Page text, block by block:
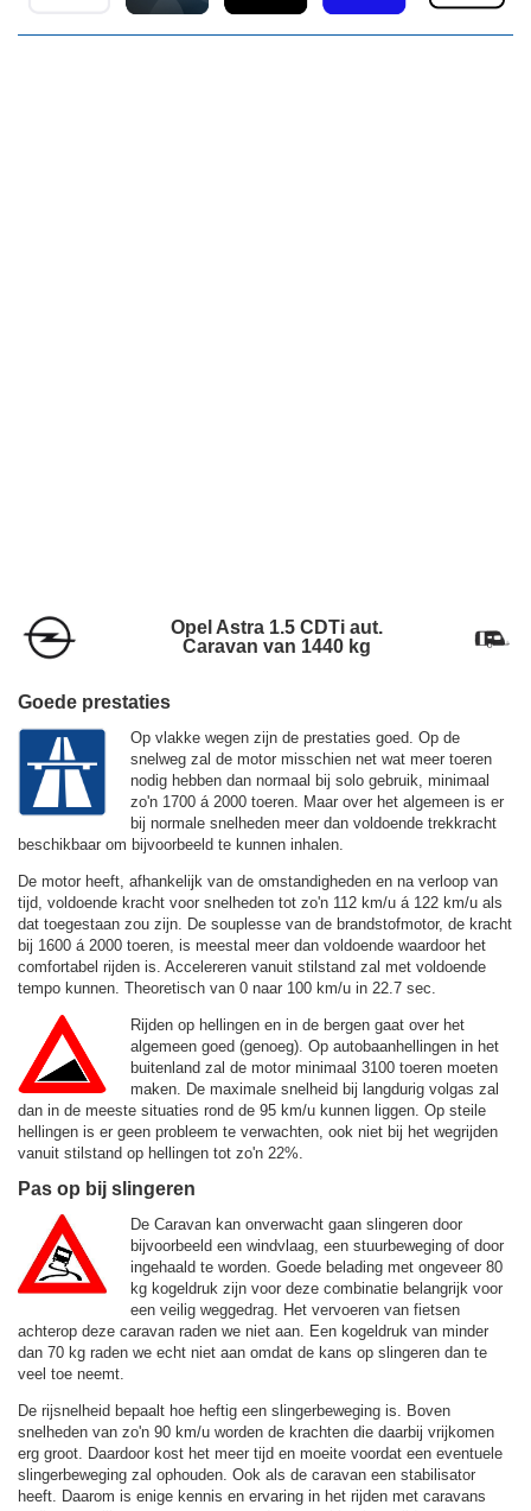
Opel Astra 1.5 CDTi aut.
Caravan van 1440 kg
Goede prestaties
Op vlakke wegen zijn de prestaties goed. Op de
snelweg zal de motor misschien net wat meer toeren
nodig hebben dan normaal bij solo gebruik, minimaal
zo'n 1700 á 2000 toeren. Maar over het algemeen is er
bij normale snelheden meer dan voldoende trekkracht
beschikbaar om bijvoorbeeld te kunnen inhalen.
De motor heeft, afhankelijk van de omstandigheden en na verloop van
tijd, voldoende kracht voor snelheden tot zo'n 112 km/u á 122 km/u als
dat toegestaan zou zijn. De souplesse van de brandstofmotor, de kracht
bij 1600 á 2000 toeren, is meestal meer dan voldoende waardoor het
comfortabel rijden is. Accelereren vanuit stilstand zal met voldoende
tempo kunnen. Theoretisch van 0 naar 100 km/u in 22.7 sec.
Rijden op hellingen en in de bergen gaat over het
algemeen goed (genoeg). Op autobaanhellingen in het
buitenland zal de motor minimaal 3100 toeren moeten
maken. De maximale snelheid bij langdurig volgas zal
dan in de meeste situaties rond de 95 km/u kunnen liggen. Op steile
hellingen is er geen probleem te verwachten, ook niet bij het wegrijden
vanuit stilstand op hellingen tot zo'n 22%.
Pas op bij slingeren
De Caravan kan onverwacht gaan slingeren door
bijvoorbeeld een windvlaag, een stuurbeweging of door
ingehaald te worden. Goede belading met ongeveer 80
kg kogeldruk zijn voor deze combinatie belangrijk voor
een veilig weggedrag. Het vervoeren van fietsen
achterop deze caravan raden we niet aan. Een kogeldruk van minder
dan 70 kg raden we echt niet aan omdat de kans op slingeren dan te
veel toe neemt.
De rijsnelheid bepaalt hoe heftig een slingerbeweging is. Boven
snelheden van zo'n 90 km/u worden de krachten die daarbij vrijkomen
erg groot. Daardoor kost het meer tijd en moeite voordat een eventuele
slingerbeweging zal ophouden. Ook als de caravan een stabilisator
heeft. Daarom is enige kennis en ervaring in het rijden met caravans